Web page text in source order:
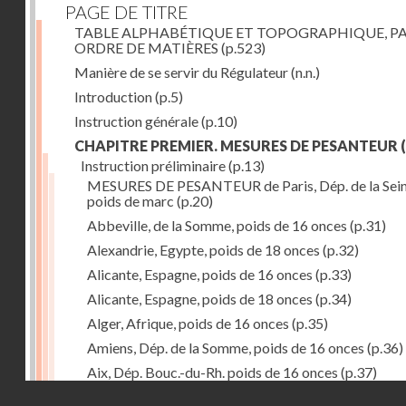
PAGE DE TITRE
TABLE ALPHABÉTIQUE ET TOPOGRAPHIQUE,
ORDRE DE MATIÈRES (p.523)
Manière de se servir du Régulateur(n.n.)
Introduction(p.5)
Instruction générale(p.10)
CHAPITRE PREMIER. MESURES DE PESANTEUR
Instruction préliminaire(p.13)
MESURES DE PESANTEUR de Paris, Dép. de la
poids de marc (p.20)
Abbeville, de la Somme, poids de 16 onces (p.31)
Alexandrie, Egypte, poids de 18 onces (p.32)
Alicante, Espagne, poids de 16 onces (p.33)
Alicante, Espagne, poids de 18 onces (p.34)
Alger, Afrique, poids de 16 onces (p.35)
Amiens, Dép. de la Somme, poids de 16 onces (p.36)
Aix, Dép. Bouc.-du-Rh. poids de 16 onces (p.37)